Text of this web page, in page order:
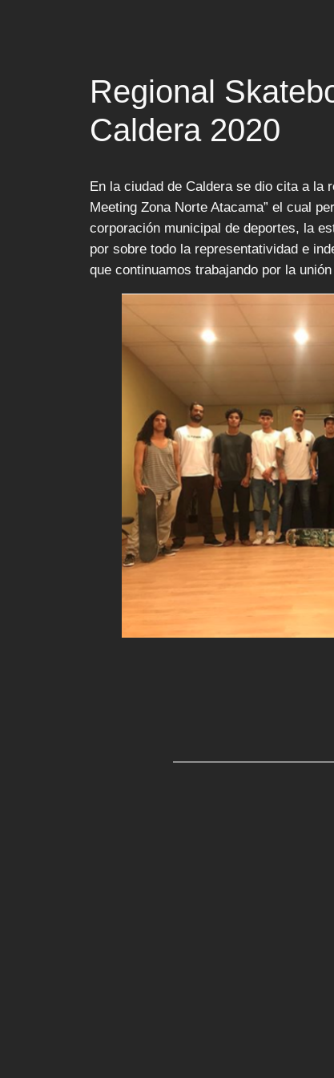
Regional
Caldera 2020
En la ciudad de Caldera se dio cita a la
Meeting Zona Norte Atacama” el cual
corporación municipal de deportes, la
por sobre todo la representatividad e
que continuamos trabajando por la